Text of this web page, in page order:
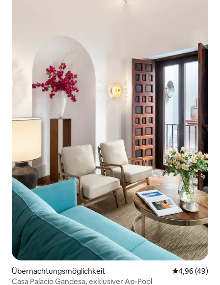
Übernachtungsmöglichkeit
4,96 (49)
Casa Palacio Gandesa, exklusiver Ap-Pool